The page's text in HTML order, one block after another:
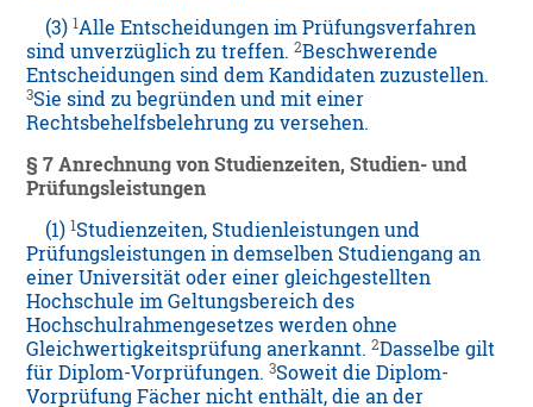
(3)1Alle Entscheidungen im Prüfungsverfahren
sind unverzüglich zu treffen.2Beschwerende
Entscheidungen sind dem Kandidaten zuzustellen.
3Sie sind zu begründen und mit einer
Rechtsbehelfsbelehrung zu versehen.
§ 7 Anrechnung von Studienzeiten, Studien- und
Prüfungsleistungen
(1)1Studienzeiten, Studienleistungen und
Prüfungsleistungen in demselben Studiengang an
einer Universität oder einer gleichgestellten
Hochschule im Geltungsbereich des
Hochschulrahmengesetzes werden ohne
Gleichwertigkeitsprüfung anerkannt.2Dasselbe gilt
für Diplom-Vorprüfungen.3Soweit die Diplom-
Vorprüfung Fächer nicht enthält, die an der